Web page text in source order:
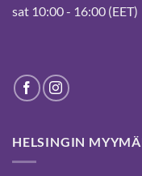
sat 10:00 - 16:00 (EET)
HELSINGIN